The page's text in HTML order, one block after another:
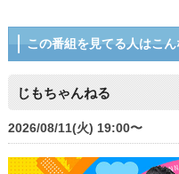
この番組を見てる人はこ
じもちゃんねる
2026/08/11(火) 19:00〜